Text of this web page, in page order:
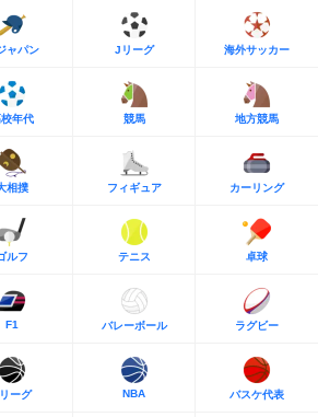
ャパン Jリーグ 海外サッカー
年代 競馬 地方競馬
相撲 フィギュア カーリング
ルフ テニス 卓球
F1 バレーボール ラグビー
ーグ NBA バスケ代表